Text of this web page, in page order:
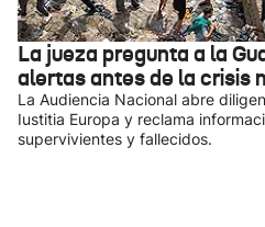
La jueza pregunta a la
alertas antes de la crisis
La Audiencia Nacional abre
Iustitia Europa y reclama
supervivientes y fallecidos.